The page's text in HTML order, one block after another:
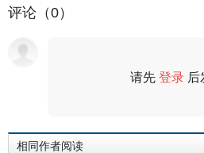
评论（0）
请先登录 后
相同作者阅读